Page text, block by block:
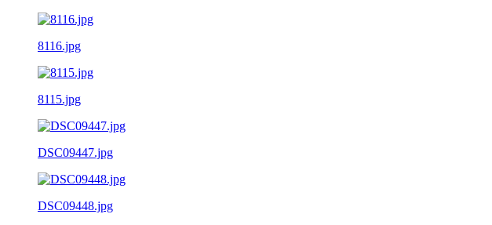
8116.jpg
8115.jpg
DSC09447.jpg
DSC09448.jpg